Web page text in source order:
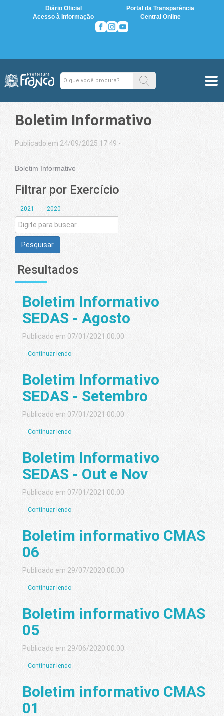
Diário Oficial
Portal da Transparência
Acesso à Informação
Central Online
Boletim Informativo
Publicado em 24/09/2025 17:49 -
Boletim Informativo
Filtrar por Exercício
2021 2020
Pesquisar
Resultados
Boletim Informativo
SEDAS - Agosto
Publicado em 07/01/2021 00:00
Continuar lendo
Boletim Informativo
SEDAS - Setembro
Publicado em 07/01/2021 00:00
Continuar lendo
Boletim Informativo
SEDAS - Out e Nov
Publicado em 07/01/2021 00:00
Continuar lendo
Boletim informativo CMAS
06
Publicado em 29/07/2020 00:00
Continuar lendo
Boletim informativo CMAS
05
Publicado em 29/06/2020 00:00
Continuar lendo
Boletim informativo CMAS
01